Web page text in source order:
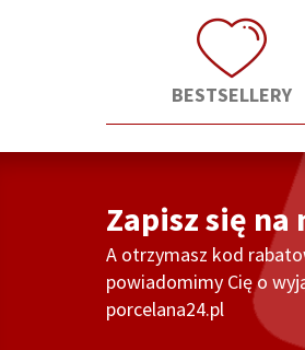
BESTSELLERY
Zapisz się
A otrzymasz kod
powiadomimy Cię o
porcelana24.pl